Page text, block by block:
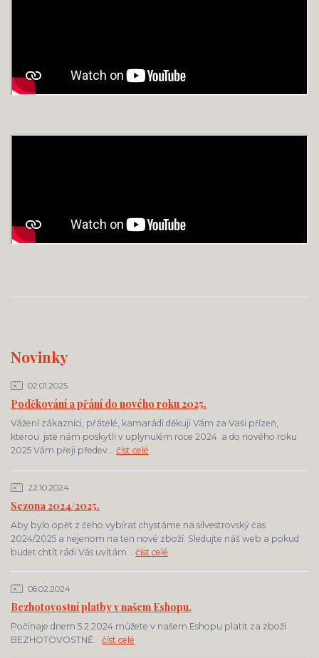
Novinky
02.01.2025
Poděkování a přání do nového roku 2025.
Vážení zákazníci, přátelé, kamarádi děkuji Vám za Vaši přízeň,
kterou jste nám poskytli v uplynulém roce 2024 a do nového roku
2025 Vám přeji předev... číst celé
22.10.2024
Sezona 2024/2025.
Aby bylo opět z čeho vybírat chystáme na silvestrovský čas
2024/2025 a nejenom na ten nové zboží. Sledujte náš web a pokud
budet chtít rádi Vás uvítám... číst celé
06.02.2024
Bezhotovostní platby v našem Eshopu.
Počínaje dnem 5.2.2024 můžete v našem Eshopu platit za zboží
BEZHOTOVOSTNĚ. číst celé